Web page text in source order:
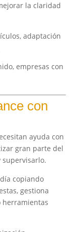
la claridad
adaptación
empresas con
con
ayuda con
gran parte del
copiando
gestiona
herramientas